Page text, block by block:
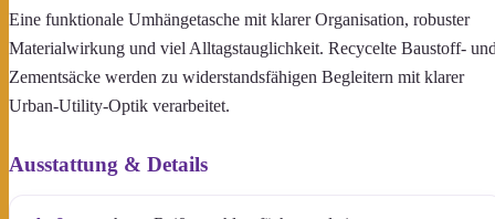
Eine funktionale Umhängetasche mit klarer Organisation, robuster
Materialwirkung und viel Alltagstauglichkeit. Recycelte Baustoff-
Zementsäcke werden zu widerstandsfähigen Begleitern mit klarer
Urban-Utility-Optik verarbeitet.
Ausstattung & Details